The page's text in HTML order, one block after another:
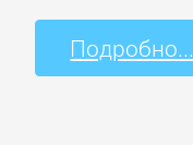
Подробно...
Современная